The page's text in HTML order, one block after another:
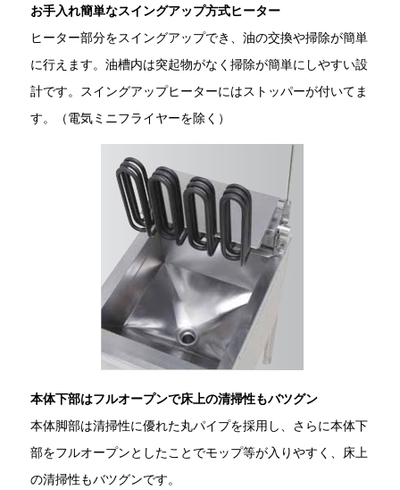
お手入れ簡単なスイングアップ方式ヒーター
ヒーター部分をスイングアップでき、油の交換や掃除が簡単
に行えます。油槽内は突起物がなく掃除が簡単にしやすい設
計です。スイングアップヒーターにはストッパーが付いてま
す。（電気ミニフライヤーを除く）
本体下部はフルオープンで床上の清掃性もバツグン
本体脚部は清掃性に優れた丸パイプを採用し、さらに本体下
部をフルオープンとしたことでモップ等が入りやすく、床上
の清掃性もバツグンです。